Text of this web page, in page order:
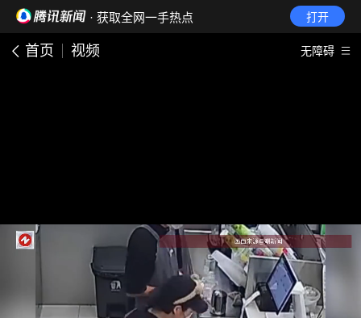
· 获取全网一手热点 打开
首页 视频 无障碍